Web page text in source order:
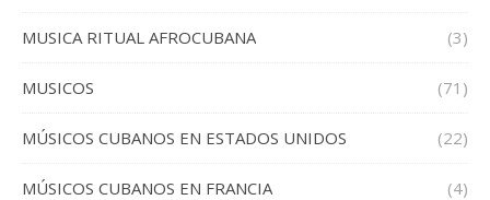
MUSICA RITUAL AFROCUBANA (3)
MUSICOS (71)
MÚSICOS CUBANOS EN ESTADOS UNIDOS (22)
MÚSICOS CUBANOS EN FRANCIA (4)